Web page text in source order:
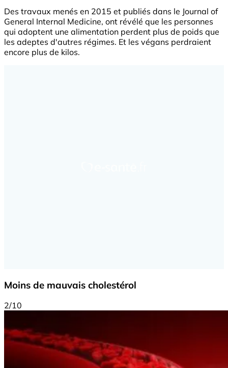
Des travaux menés en 2015 et publiés dans le Journal of
General Internal Medicine, ont révélé que les personnes
qui adoptent une alimentation perdent plus de poids que
les adeptes d'autres régimes. Et les végans perdraient
encore plus de kilos.
Moins de mauvais cholestérol
2/10